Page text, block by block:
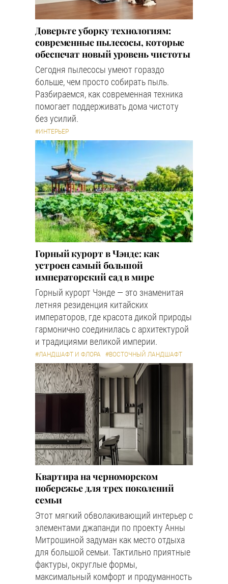
Доверьте уборку технологиям:
современные пылесосы, которые
обеспечат новый уровень чистоты
Сегодня пылесосы умеют гораздо
больше, чем просто собирать пыль.
Разбираемся, как современная техника
помогает поддерживать дома чистоту
без усилий.
#ИНТЕРЬЕР
Горный курорт в Чэнде: как
устроен самый большой
императорский сад в мире
Горный курорт Чэнде — это знаменитая
летняя резиденция китайских
императоров, где красота дикой природы
гармонично соединилась с архитектурой
и традициями великой империи.
#ЛАНДШАФТ И ФЛОРА #ВОСТОЧНЫЙ ЛАНДШАФТ
Квартира на черноморском
побережье для трех поколений
семьи
Этот мягкий обволакивающий интерьер с
элементами джапанди по проекту Анны
Митрошиной задуман как место отдыха
для большой семьи. Тактильно приятные
фактуры, округлые формы,
максимальный комфорт и продуманность